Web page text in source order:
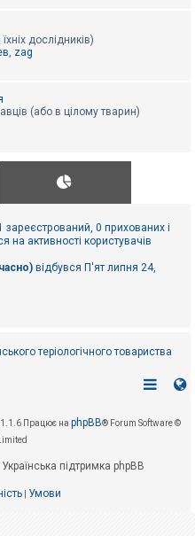
дослідників)
, zag
(або в цілому тварин)
зареєстрований, 0 прихованих і
на активності користувачів
відбувся П'ят липня 24,
теріологічного товариства
Працює на phpBB® Forum Software ©
Українська підтримка phpBB
| Умови